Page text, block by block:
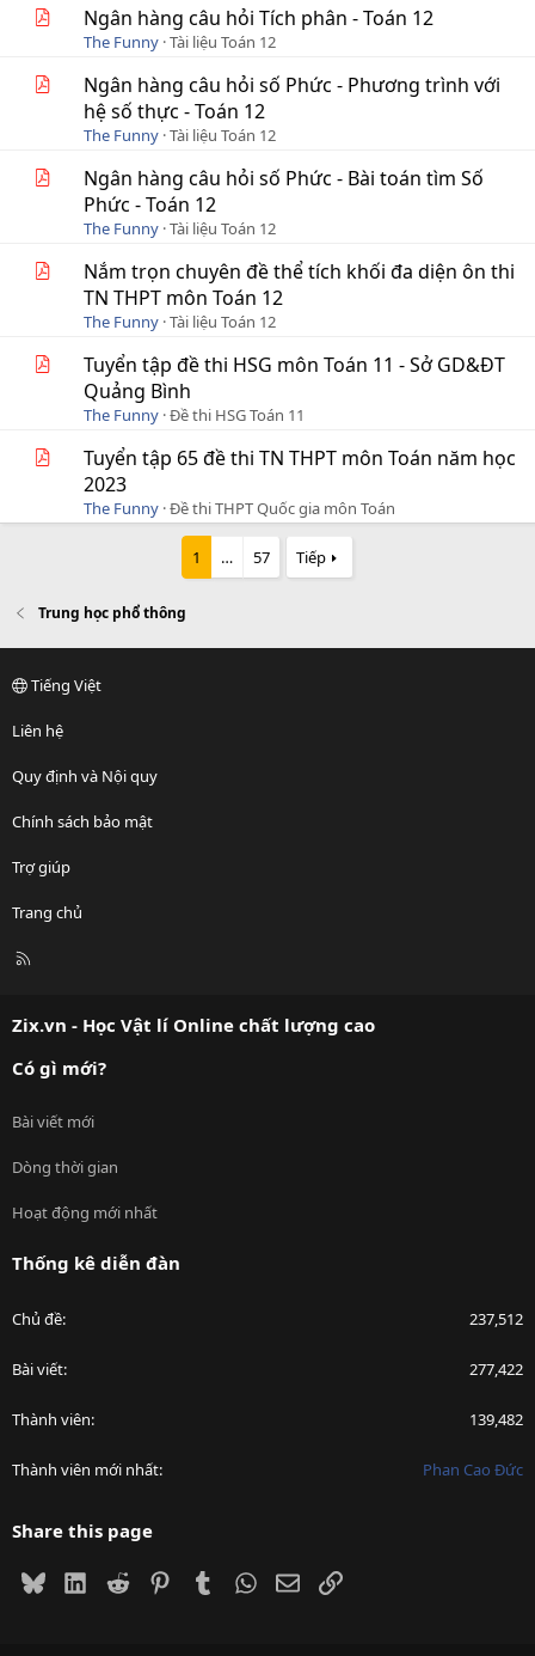
Ngân hàng câu hỏi Tích phân - Toán 12
The Funny Tài liệu Toán 12
Ngân hàng câu hỏi số Phức - Phương trình với
hệ số thực - Toán 12
The Funny Tài liệu Toán 12
Ngân hàng câu hỏi số Phức - Bài toán tìm Số
Phức - Toán 12
The Funny Tài liệu Toán 12
Nắm trọn chuyên đề thể tích khối đa diện ôn thi
TN THPT môn Toán 12
The Funny Tài liệu Toán 12
Tuyển tập đề thi HSG môn Toán 11 - Sở GD&ĐT
Quảng Bình
The Funny Đề thi HSG Toán 11
Tuyển tập 65 đề thi TN THPT môn Toán năm học
2023
The Funny Đề thi THPT Quốc gia môn Toán
1 … 57 Tiếp
Trung học phổ thông
Tiếng Việt
Liên hệ
Quy định và Nội quy
Chính sách bảo mật
Trợ giúp
Trang chủ
R
Zix.vn - Học Vật lí Online chất lượng cao
Có gì mới?
Bài viết mới
Dòng thời gian
Hoạt động mới nhất
Thống kê diễn đàn
Chủ đề 237,512
Bài viết 277,422
Thành viên 139,482
Thành viên mới nhất Phan Cao Đức
Share this page
BlueskyLinkedIn
Reddit PinterestTumblrWhatsApp
EmailLink